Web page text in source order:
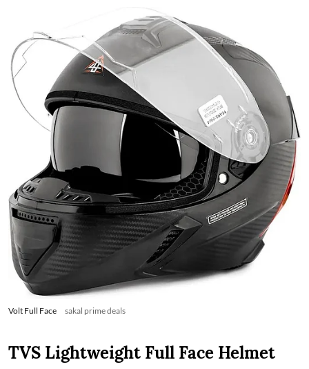
Volt Full Face sakal prime deals
TVS Lightweight Full Face Helmet